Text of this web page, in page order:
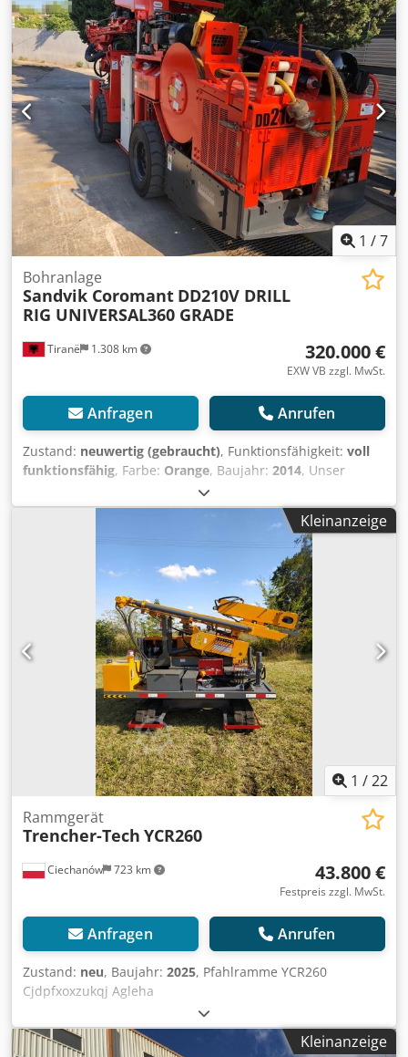
1 /7
Tiranë 1.308 km
Bohranlage
Sandvik Coromant DD210V DRILL
RIG UNIVERSAL360 GRADE
320.000 €
EXW VB zzgl. MwSt.
Anfragen Anrufen
Zustand: neuwertig (gebraucht), Funktionsfähigkeit: voll
funktionsfähig, Farbe: Orange, Baujahr: 2014, Unser
Unternehmen bietet einen Sandvik DD210V Ein-Boom-
Bohrwagen für Querschnitte bis zu 25 m² (UNIVERSAL 360
GRADE) zum Verkauf an, im Zustand „wie neu“, direkt aus
Frankreich bezogen und unbenutzt. Der Verkauf erfolgt
aufgrund der Verschiebung eines geplanten Projekts.
Preis: 330.000 € Standort: Albanien Zustand: Wie neu – voll
originale Maschine, geprüft, getestet und neu lackiert.
Haupttechnische Daten: Hersteller: Sandvik Modell:
DD210V Ein-Boom-Bohrwagen für Galeriemaße bis 25 m²
Baujahr: 2014 Betriebsstunden: 935 (davon 767 reine
Bohrzeit) Motor: Deutz, wassergekühlt Leistung (Power
Pack 1): 45 kW (60 PS) Stromversorgung: 380V–440V, 60Hz
Ausleger: B14NV Vorschub (links): NTV 6/10 Split feed
Bohrhammer (links): HL510Bar Chedpexpvyvofx Aglea
Löschanlage: Ansul Fire Suppression System.
Kleinanzeige
1 /22
Ciechanów 723 km
Rammgerät
Trencher-Tech YCR260
43.800 €
Festpreis zzgl. MwSt.
Anfragen Anrufen
Zustand: neu, Baujahr: 2025, Pfahlramme YCR260
Cjdpfxoxzukqj Agleha
Kleinanzeige